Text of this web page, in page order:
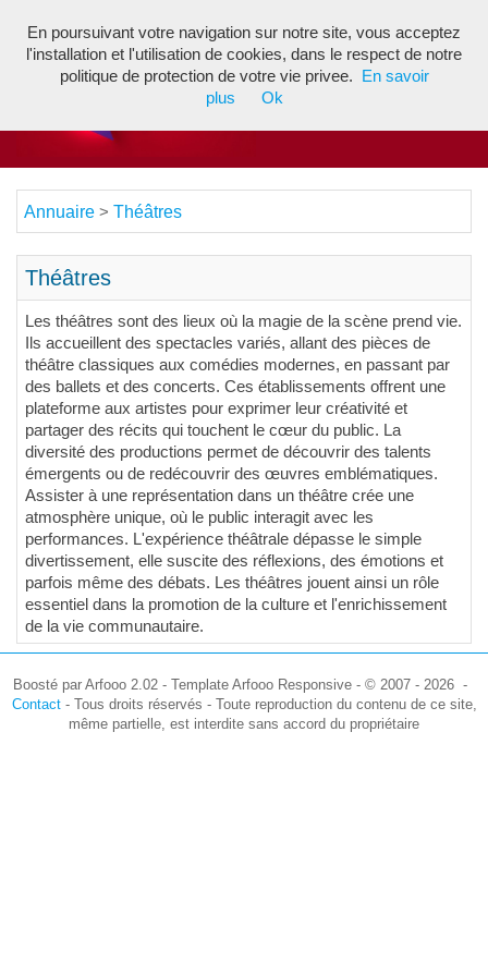
Annuaire > Théâtres
Théâtres
Les théâtres sont des lieux où la magie de la scène prend vie.
Ils accueillent des spectacles variés, allant des pièces de
théâtre classiques aux comédies modernes, en passant par
des ballets et des concerts. Ces établissements offrent une
plateforme aux artistes pour exprimer leur créativité et
partager des récits qui touchent le cœur du public. La
diversité des productions permet de découvrir des talents
émergents ou de redécouvrir des œuvres emblématiques.
Assister à une représentation dans un théâtre crée une
atmosphère unique, où le public interagit avec les
performances. L'expérience théâtrale dépasse le simple
divertissement, elle suscite des réflexions, des émotions et
parfois même des débats. Les théâtres jouent ainsi un rôle
essentiel dans la promotion de la culture et l'enrichissement
de la vie communautaire.
Boosté par Arfooo 2.02 - Template Arfooo Responsive - © 2007 - 2026 -
Contact- Tous droits réservés - Toute reproduction du contenu de ce site,
même partielle, est interdite sans accord du propriétaire
En poursuivant votre navigation sur notre site, vous acceptez
l'installation et l'utilisation de cookies, dans le respect de notre
politique de protection de votre vie privee.
En savoir
plus
Ok